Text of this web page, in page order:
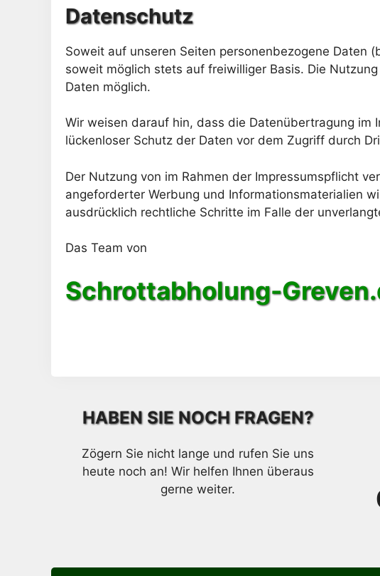
Datenschutz
Soweit auf unseren Seiten personenbezogene Daten
soweit möglich stets auf freiwilliger Basis. Die
Daten möglich.
Wir weisen darauf hin, dass die Datenübertragung im
lückenloser Schutz der Daten vor dem Zugriff durch
Der Nutzung von im Rahmen der Impressumspflicht
angeforderter Werbung und Informationsmaterialien
ausdrücklich rechtliche Schritte im Falle der
Das Team von
Schrottabholung-
HABEN SIE NOCH FRAGEN?
Zögern Sie nicht lange und rufen Sie uns
heute noch an! Wir helfen Ihnen überaus
gerne weiter.